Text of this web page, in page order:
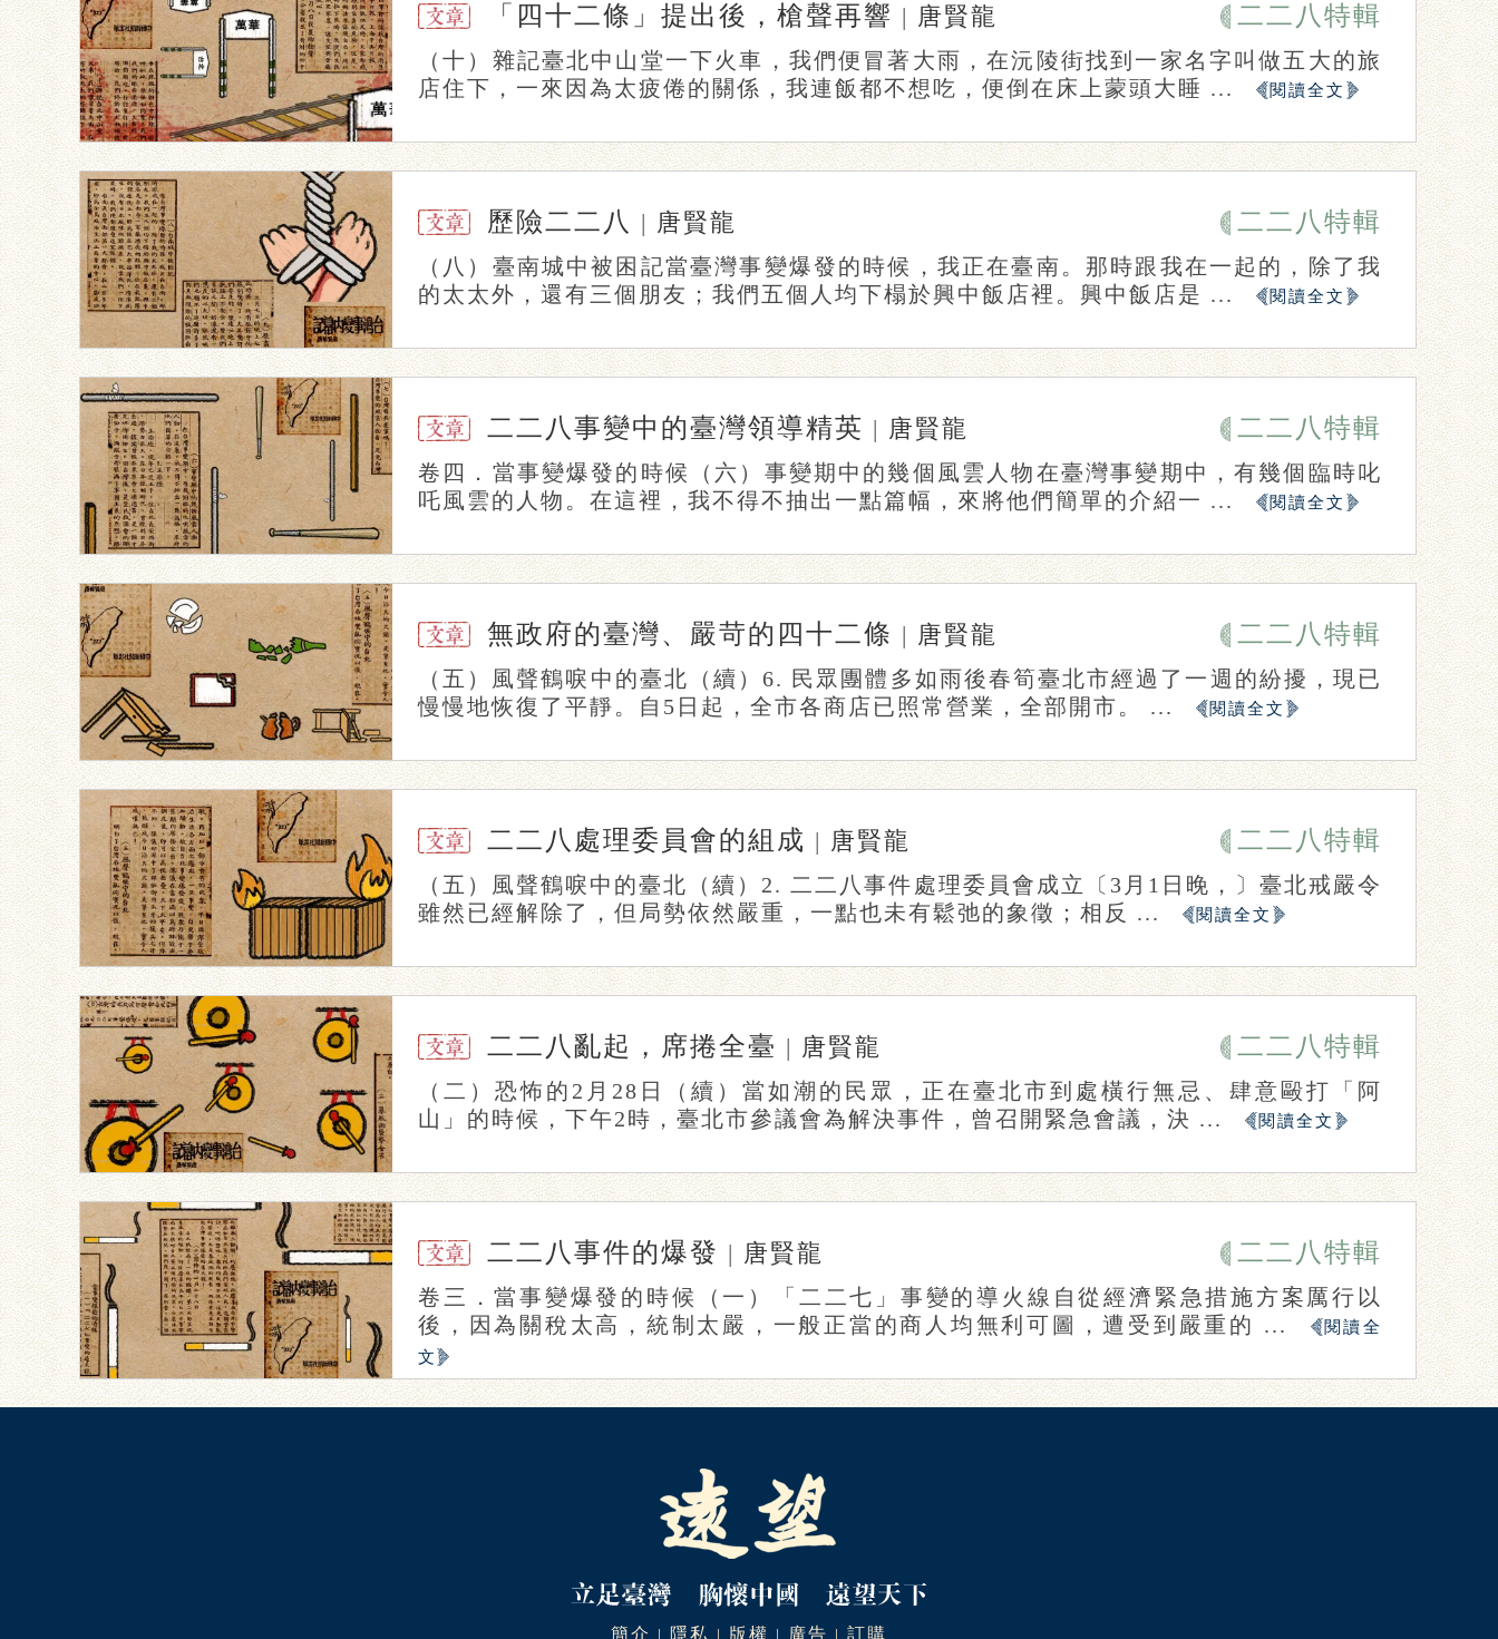
「四十二條」提出後，槍聲再響 | 唐賢龍 二二八特輯
（十）雜記臺北中山堂一下火車，我們便冒著大雨，在沅陵街找到一家名字叫做五大的旅
店住下，一來因為太疲倦的關係，我連飯都不想吃，便倒在床上蒙頭大睡 ...
閱讀全文
歷險二二八 | 唐賢龍 二二八特輯
（八）臺南城中被困記當臺灣事變爆發的時候，我正在臺南。那時跟我在一起的，除了我
的太太外，還有三個朋友；我們五個人均下榻於興中飯店裡。興中飯店是 ...
閱讀全文
二二八事變中的臺灣領導精英 | 唐賢龍 二二八特輯
卷四．當事變爆發的時候（六）事變期中的幾個風雲人物在臺灣事變期中，有幾個臨時叱
吒風雲的人物。在這裡，我不得不抽出一點篇幅，來將他們簡單的介紹一 ...
閱讀全文
無政府的臺灣、嚴苛的四十二條 | 唐賢龍 二二八特輯
（五）風聲鶴唳中的臺北（續）6. 民眾團體多如雨後春筍臺北市經過了一週的紛擾，現已
慢慢地恢復了平靜。自5日起，全市各商店已照常營業，全部開市。 ...
閱讀全文
二二八處理委員會的組成 | 唐賢龍 二二八特輯
（五）風聲鶴唳中的臺北（續）2. 二二八事件處理委員會成立〔3月1日晚，〕臺北戒嚴令
雖然已經解除了，但局勢依然嚴重，一點也未有鬆弛的象徵；相反 ...
閱讀全文
二二八亂起，席捲全臺 | 唐賢龍 二二八特輯
（二）恐怖的2月28日（續）當如潮的民眾，正在臺北市到處橫行無忌、肆意毆打「阿
山」的時候，下午2時，臺北市參議會為解決事件，曾召開緊急會議，決 ...
閱讀全文
二二八事件的爆發 | 唐賢龍 二二八特輯
卷三．當事變爆發的時候（一）「二二七」事變的導火線自從經濟緊急措施方案厲行以
後，因為關稅太高，統制太嚴，一般正當的商人均無利可圖，遭受到嚴重的 ...
閱讀全
文
簡介 | 隱私 | 版權 | 廣告 | 訂購